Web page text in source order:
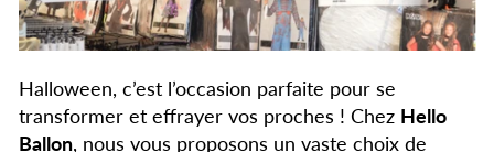
Halloween, c’est l’occasion parfaite pour se
transformer et effrayer vos proches ! Chez Hello
Ballon, nous vous proposons un vaste choix de